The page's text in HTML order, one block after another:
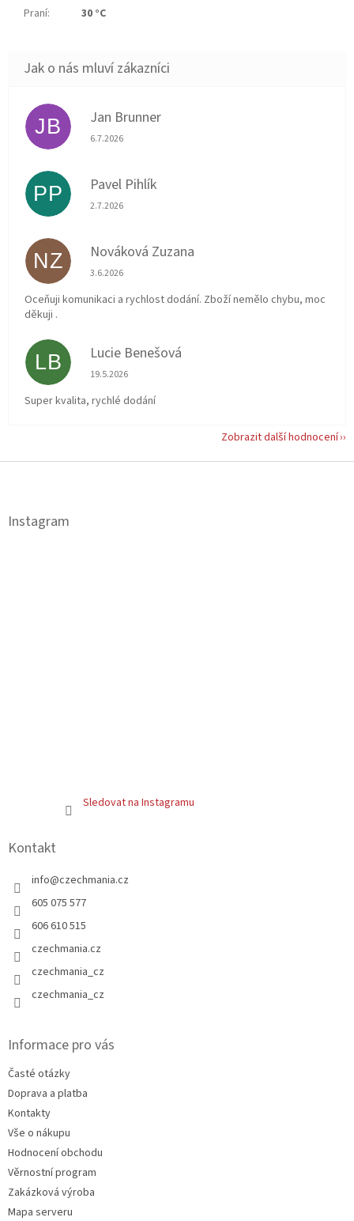
Praní: 30 °C
JB Jan Brunner
Hodnocení obchodu je 5 z 5 hvězdiček.
6.7.2026
PP Pavel Pihlík
Hodnocení obchodu je 5 z 5 hvězdiček.
2.7.2026
NZ Nováková Zuzana
Hodnocení obchodu je 5 z 5 hvězdiček.
3.6.2026
Oceňuji komunikaci a rychlost dodání. Zboží nemělo chybu, moc
děkuji .
LB Lucie Benešová
Hodnocení obchodu je 5 z 5 hvězdiček.
19.5.2026
Super kvalita, rychlé dodání
Zobrazit další hodnocení
Z
Instagram
Sledovat na Instagramu
Kontakt
info@czechmania.cz
605 075 577
606 610 515
czechmania.cz
czechmania_cz
czechmania_cz
Informace pro vás
Časté otázky
Doprava a platba
Kontakty
Vše o nákupu
Hodnocení obchodu
Věrnostní program
Zakázková výroba
Mapa serveru